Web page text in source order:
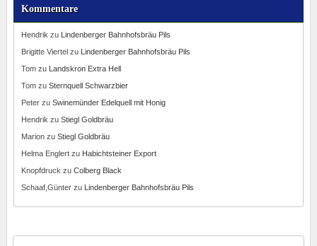
Kommentare
Hendrik zu
Lindenberger Bahnhofsbräu Pils
Brigitte Viertel zu
Lindenberger Bahnhofsbräu Pils
Tomzu
Landskron Extra Hell
Tomzu Sternquell Schwarzbier
Peterzu Swinemünder Edelquell mit Honig
Hendrik zu Stiegl Goldbräu
Marionzu Stiegl Goldbräu
Helma Englertzu Habichtsteiner Export
Knopfdruck zu Colberg Black
Schaaf,Günterzu Lindenberger Bahnhofsbräu Pils